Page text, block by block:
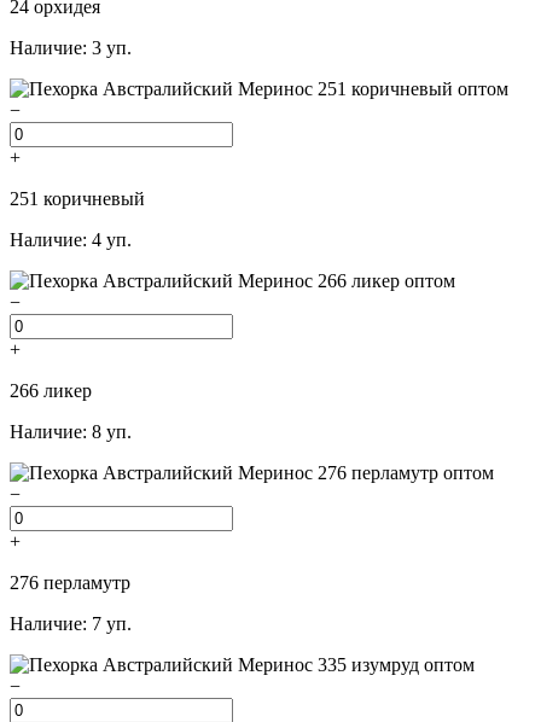
24 орхидея
Наличие: 3 уп.
−
+
251 коричневый
Наличие: 4 уп.
−
+
266 ликер
Наличие: 8 уп.
−
+
276 перламутр
Наличие: 7 уп.
−